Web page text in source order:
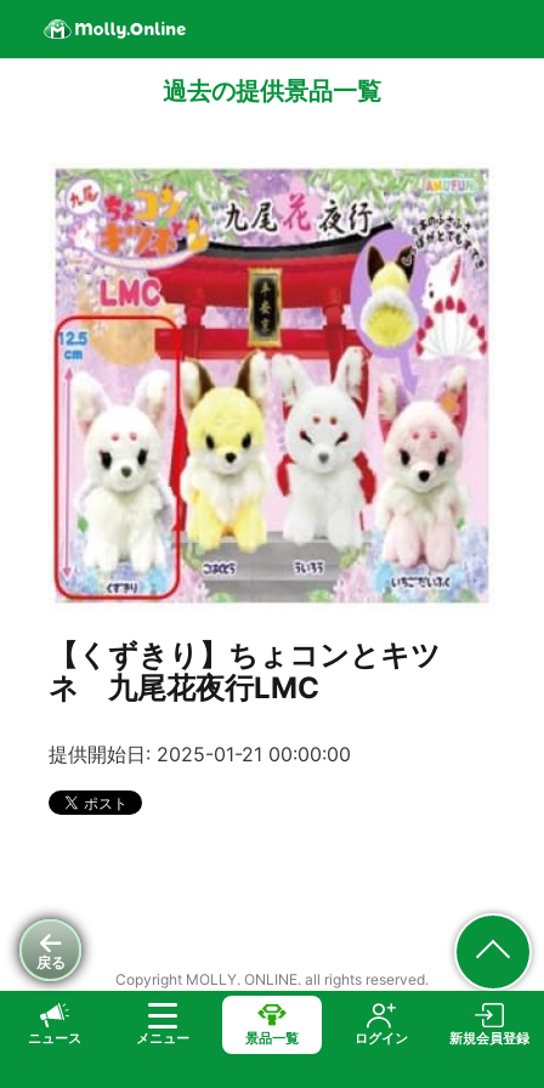
ニュース メニュー 景品一覧 ログイン 新規会員登録
戻る
過去の提供景品一覧
【くずきり】ちょコンとキツ
ネ 九尾花夜行LMC
提供開始日: 2025-01-21 00:00:00
Copyright MOLLY. ONLINE. all rights reserved.